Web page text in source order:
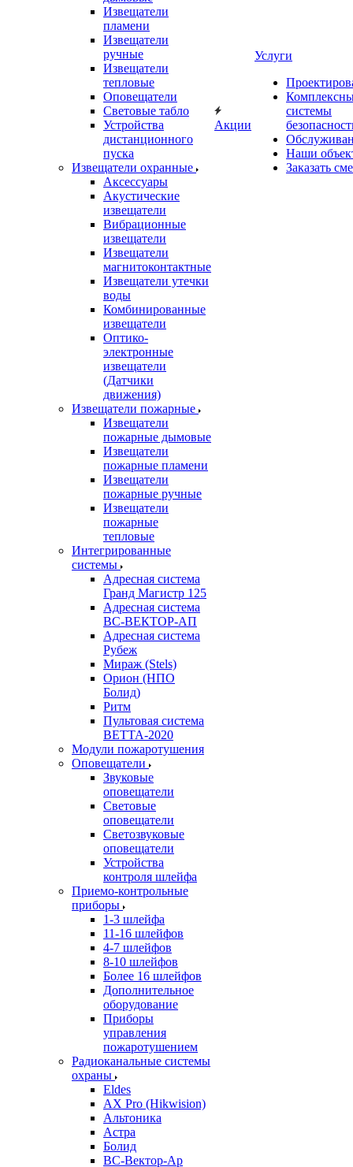
Извещатели
пламени
Извещатели
ручные
Извещатели
тепловые
Оповещатели
Световые табло
Устройства
дистанционного
пуска
Извещатели охранные
Аксессуары
Акустические
извещатели
Вибрационные
извещатели
Извещатели
магнитоконтактные
Извещатели утечки
воды
Комбинированные
извещатели
Оптико-
электронные
извещатели
(Датчики
движения)
Извещатели пожарные
Извещатели
пожарные дымовые
Извещатели
пожарные пламени
Извещатели
пожарные ручные
Извещатели
пожарные
тепловые
Интегрированные
системы
Адресная система
Гранд Магистр 125
Адресная система
ВС-ВЕКТОР-АП
Адресная система
Рубеж
Мираж (Stels)
Орион (НПО
Болид)
Ритм
Пультовая система
ВЕТТА-2020
Модули пожаротушения
Оповещатели
Звуковые
оповещатели
Световые
оповещатели
Светозвуковые
оповещатели
Устройства
контроля шлейфа
Приемо-контрольные
приборы
1-3 шлейфа
11-16 шлейфов
4-7 шлейфов
8-10 шлейфов
Более 16 шлейфов
Дополнительное
оборудование
Приборы
управления
пожаротушением
Радиоканальные системы
охраны
Eldes
AX Pro (Hikwision)
Альтоника
Астра
Болид
ВС-Вектор-Ар
Акции
Услуги
системы
Наши
Заказать